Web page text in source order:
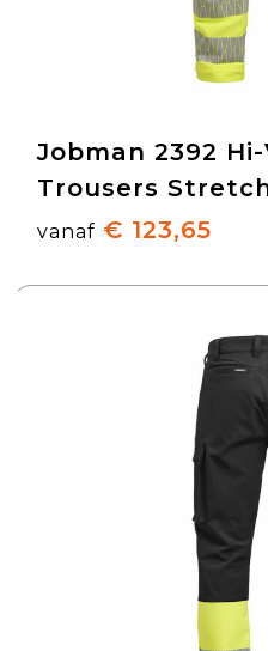
Jobman 2392
Trousers
vanaf € 123,65